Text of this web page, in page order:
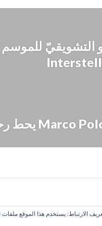
الارتباط: يستخدم هذا الموقع ملفات